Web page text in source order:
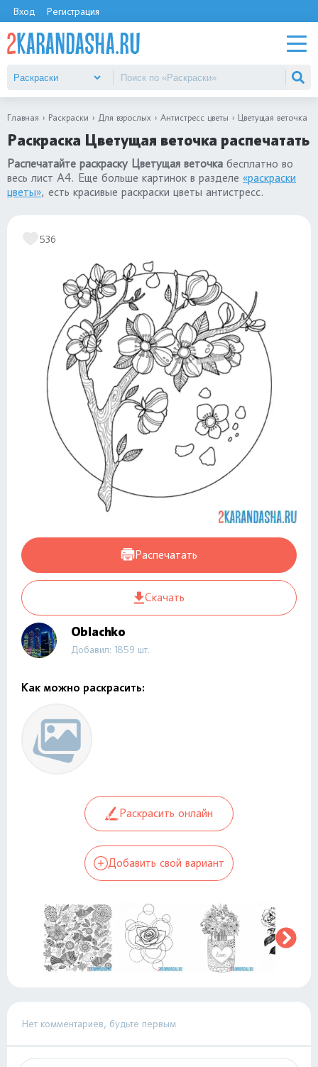
Вход Регистрация
Главная Раскраски Для взрослых Антистресс цветы Цветущая веточка
Раскраска Цветущая веточка распечатать
Распечатайте раскраску Цветущая веточка бесплатно во
весь лист А4. Еще больше картинок в разделе «раскраски
цветы», есть красивые раскраски цветы антистресс.
536
Распечатать
Скачать
Oblachko
Добавил: 1859 шт.
Как можно раскрасить:
Раскрасить онлайн
Добавить свой вариант
Нет комментариев, будьте первым